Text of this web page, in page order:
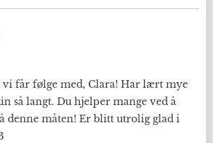
vi får følge med, Clara! Har lært mye
så langt. Du hjelper mange ved å
denne måten! Er blitt utrolig glad i